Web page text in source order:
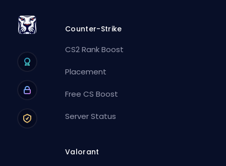
Counter-Strike
CS2 Rank Boost
Placement
Free CS Boost
Server Status
Valorant